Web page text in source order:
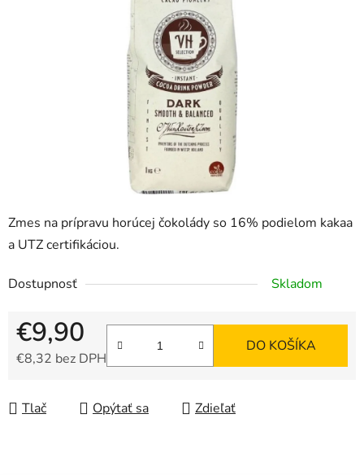
Zmes na prípravu horúcej čokolády so 16% podielom kakaa
a UTZ certifikáciou.
Dostupnosť Skladom
€9,90
€8,32 bez DPH
DO KOŠÍKA
Tlač Opýtať sa Zdieľať